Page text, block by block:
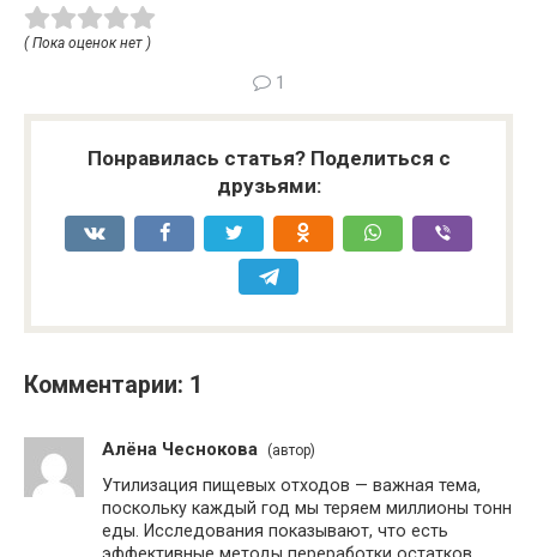
( Пока оценок нет )
1
Понравилась статья? Поделиться с
друзьями:
Комментарии: 1
Алёна Чеснокова (автор)
Утилизация пищевых отходов — важная тема,
поскольку каждый год мы теряем миллионы тонн
еды. Исследования показывают, что есть